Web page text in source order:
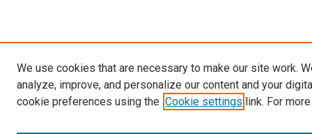
We use cookies that are necessary to make our site work.
analyze, improve, and personalize our content and your
cookie preferences using the Cookie settings link. For